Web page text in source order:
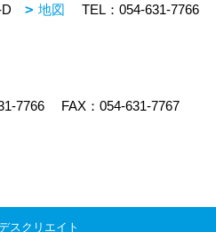
D 地図 TEL： 054-631-7766
7766
FAX：054-631-7767
スクリエイト